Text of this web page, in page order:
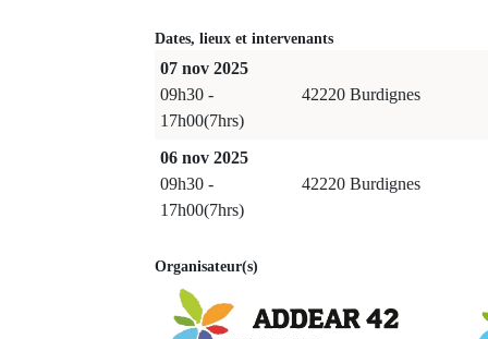
Dates, lieux et intervenants
07 nov 2025
09h30 -
17h00(7hrs)
42220 Burdignes
06 nov 2025
09h30 -
17h00(7hrs)
42220 Burdignes
Organisateur(s)